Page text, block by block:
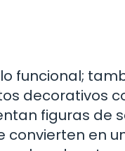
funcional;
decorativos
figuras de
en